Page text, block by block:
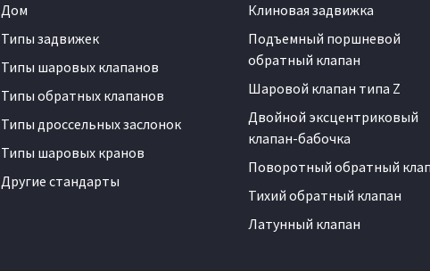
Дом
Типы задвижек
Типы шаровых клапанов
Типы обратных клапанов
Типы дроссельных заслонок
Типы шаровых кранов
Другие стандарты
Клиновая задвижка
Подъемный поршневой
обратный клапан
Шаровой клапан типа Z
Двойной эксцентриковый
клапан-бабочка
Поворотный обратный
Тихий обратный клапан
Латунный клапан